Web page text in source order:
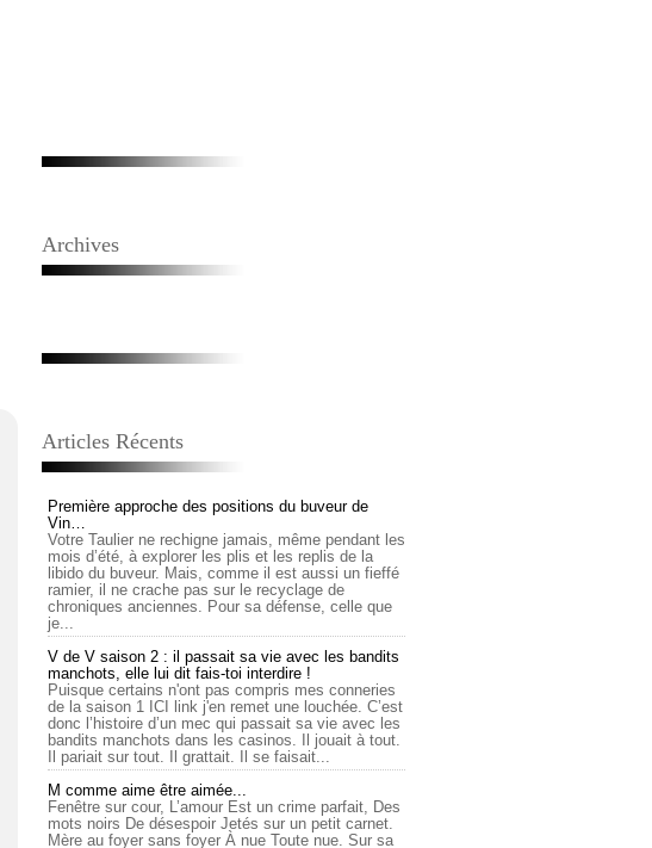
Archives
Articles Récents
Première approche des positions du buveur de
Vin…
Votre Taulier ne rechigne jamais, même pendant les
mois d’été, à explorer les plis et les replis de la
libido du buveur. Mais, comme il est aussi un fieffé
ramier, il ne crache pas sur le recyclage de
chroniques anciennes. Pour sa défense, celle que
je...
V de V saison 2 : il passait sa vie avec les bandits
manchots, elle lui dit fais-toi interdire !
Puisque certains n'ont pas compris mes conneries
de la saison 1 ICI link j'en remet une louchée. C’est
donc l’histoire d’un mec qui passait sa vie avec les
bandits manchots dans les casinos. Il jouait à tout.
Il pariait sur tout. Il grattait. Il se faisait...
M comme aime être aimée...
Fenêtre sur cour, L’amour Est un crime parfait, Des
mots noirs De désespoir Jetés sur un petit carnet.
Mère au foyer sans foyer À nue Toute nue. Sur sa